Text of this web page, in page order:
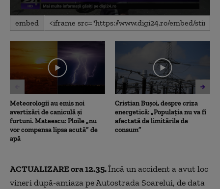
0
seconds
1
seconds
embed
Meteorologii au emis noi
avertizări de caniculă și
furtuni. Mateescu: Ploile „nu
vor compensa lipsa acută” de
apă
Cristian Bușoi, despre criza
energetică: „Populația nu va fi
afectată de limitările de
consum”
ACTUALIZARE ora 12.35.Încă un accident a avut loc
vineri după-amiaza pe Autostrada Soarelui, de data